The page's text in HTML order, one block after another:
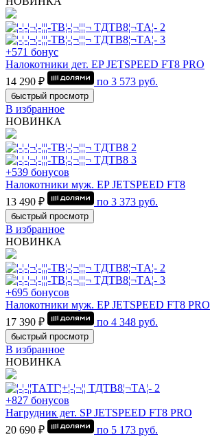
+571 бонус
Налокотники дет. EP JETSPEED FT8 PRO
14 290 ₽
по 3 573 руб.
быстрый просмотр
В избранное
НОВИНКА
+539 бонусов
Налокотники муж. EP JETSPEED FT8
13 490 ₽
по 3 373 руб.
быстрый просмотр
В избранное
НОВИНКА
+695 бонусов
Налокотники муж. EP JETSPEED FT8 PRO
17 390 ₽
по 4 348 руб.
быстрый просмотр
В избранное
НОВИНКА
+827 бонусов
Нагрудник дет. SP JETSPEED FT8 PRO
20 690 ₽
по 5 173 руб.